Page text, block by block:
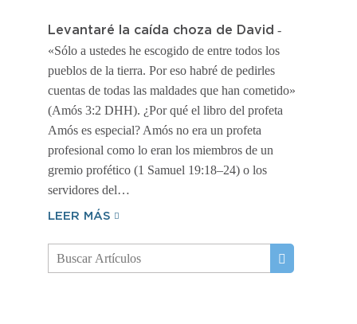
Levantaré la caída choza de David -
«Sólo a ustedes he escogido de entre todos los
pueblos de la tierra. Por eso habré de pedirles
cuentas de todas las maldades que han cometido»
(Amós 3:2 DHH). ¿Por qué el libro del profeta
Amós es especial? Amós no era un profeta
profesional como lo eran los miembros de un
gremio profético (1 Samuel 19:18–24) o los
servidores del…
LEER MÁS